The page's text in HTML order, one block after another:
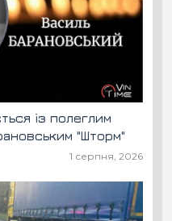
із полеглим
"Шторм"
1 серпня, 2026